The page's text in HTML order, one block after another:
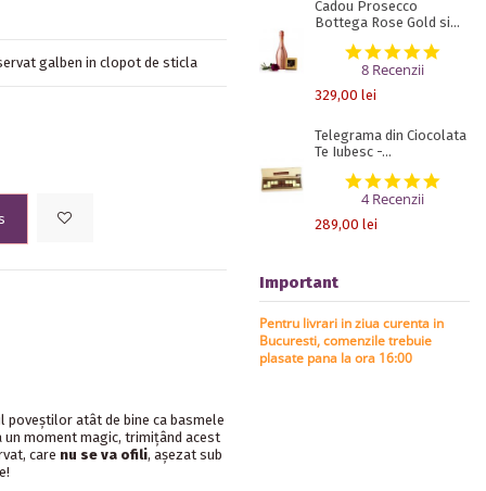
galben in clopot de sticla
atât de bine ca basmele
un moment magic, trimițând acest
care nu se va ofili, așezat sub
Cadou Prosecco
Bottega Rose Gold si...
5.0
8 Recenzii
329,00 lei
Telegrama din Ciocolata
Te Iubesc -...
5.0
4 Recenzii
289,00 lei
Important
Pentru livrari in ziua curenta in
Bucuresti, comenzile trebuie
plasate pana la ora 16:00